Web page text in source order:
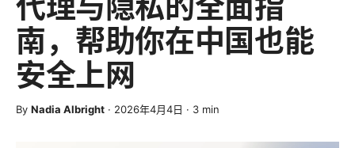
南，帮助你在中国也能
安全上网
By Nadia Albright · 2026年4月4日 · 3 min